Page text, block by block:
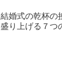
結婚式の乾杯の
盛り上げる７